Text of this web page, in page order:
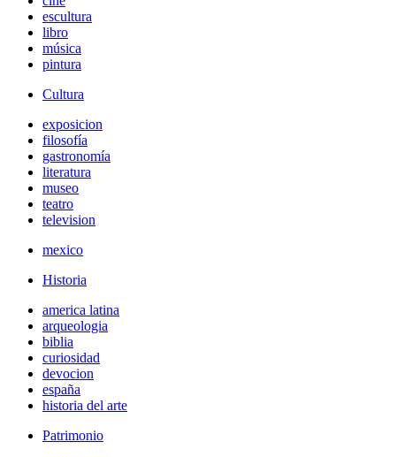
escultura
libro
música
pintura
Cultura
exposicion
filosofía
gastronomía
literatura
museo
teatro
television
mexico
Historia
america latina
arqueologia
biblia
curiosidad
devocion
españa
historia del arte
Patrimonio